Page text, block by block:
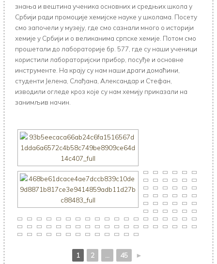
знања и вештина ученика основних и средњих школа у
Србији ради промоције хемијске науке у школама. Посету
смо започели у музеју, где смо сазнали много о историји
хемије у Србији и о великанима српске хемије. Потом смо
прошетали до лабораторије бр. 577, где су наши ученици
користили лабораторијски прибор, посуђе и основне
инструменте. На крају су нам наши драги домаћини,
студенти Јелена, Слађана, Александар и Стефан,
изводили огледе кроз које су нам хемију приказали на
занимљив начин.
1 2 ... 45 ►